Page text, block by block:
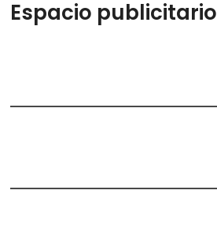
Espacio publicitario